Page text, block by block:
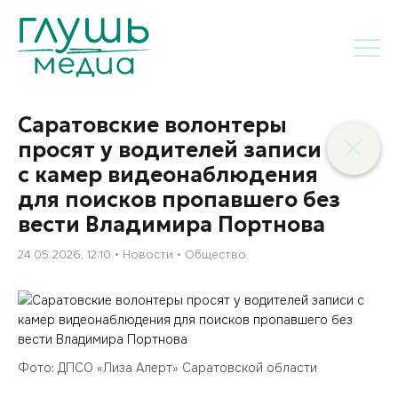
Саратовские волонтеры
просят у водителей записи
с камер видеонаблюдения
для поисков пропавшего без
вести Владимира Портнова
24.05.2026, 12:10 Новости Общество
Фото: ДПСО «Лиза Алерт» Саратовской области